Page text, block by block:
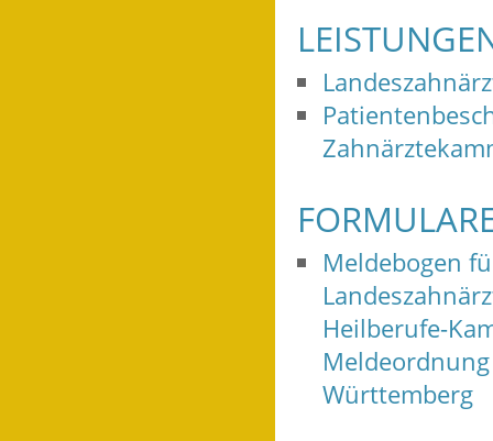
Meldebogen
Heilberufe-
Württemberg